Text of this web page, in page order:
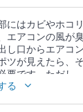
にはカビやホコ
エアコンの風が
し口からエアコ
ツが見えたら、
要です。ただし
キレイにして終
る